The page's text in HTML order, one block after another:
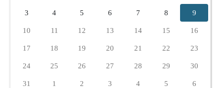
3 4 5 6 7 8 9
10 11 12 13 14 15 16
17 18 19 20 21 22 23
24 25 26 27 28 29 30
31 1 2 3 4 5 6